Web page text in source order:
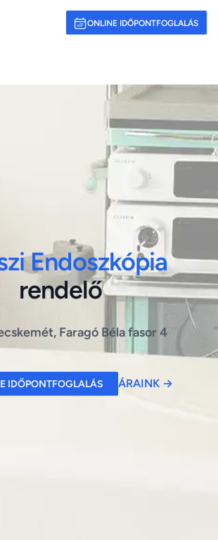
ONLINE IDŐPONTFOGLALÁS
Endoszkópia
rendelő
Faragó Béla fasor 4
IDŐPONTFOGLALÁS ÁRAINK →